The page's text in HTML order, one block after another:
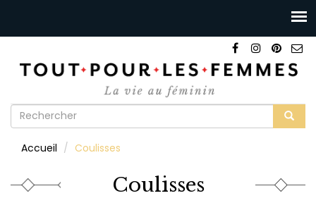
Formulaire
recherche
Accueil Coulisses
Coulisses